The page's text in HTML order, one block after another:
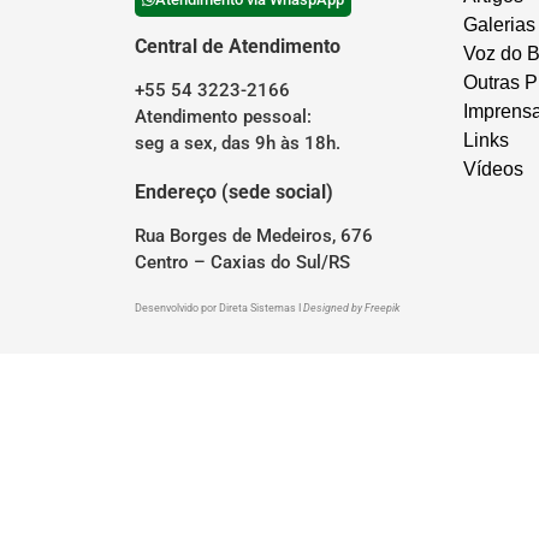
Central de Atendimento
+55 54 3223-2166
Atendimento pessoal:
seg a sex, das 9h às 18h.
Endereço (sede social)
Rua Borges de Medeiros, 676
Centro – Caxias do Sul/RS
Desenvolvido por Direta Sistemas Designed by Freepik
Galerias
Voz do
Outras
Links
Vídeos